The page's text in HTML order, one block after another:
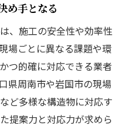
め手となる
、施工の安全性や効率性
場ごとに異なる課題や環
つ的確に対応できる業者
県周南市や岩国市の現場
ど多様な構造物に対応す
提案力と対応力が求めら